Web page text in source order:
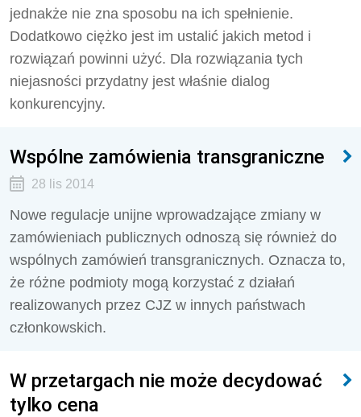
jednakże nie zna sposobu na ich spełnienie.
Dodatkowo ciężko jest im ustalić jakich metod i
rozwiązań powinni użyć. Dla rozwiązania tych
niejasności przydatny jest właśnie dialog
konkurencyjny.
Wspólne zamówienia transgraniczne
28 lis 2014
Nowe regulacje unijne wprowadzające zmiany w
zamówieniach publicznych odnoszą się również do
wspólnych zamówień transgranicznych. Oznacza to,
że różne podmioty mogą korzystać z działań
realizowanych przez CJZ w innych państwach
członkowskich.
W przetargach nie może decydować
tylko cena